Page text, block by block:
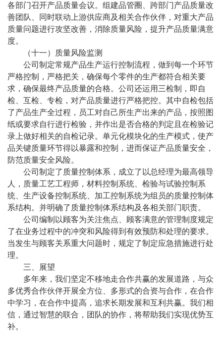
各部门召开产品质量会议。组建品管圈、跨部门产品质量改
善团队、同时联动上游供应商及相关合作伙伴，对重大产品
质量问题进行攻坚改善，消除质量风险，提升产品质量满意
度。
（十一）质量风险监测
公司制定常规产品生产运行控制流程，做到每一个环节
严格控制，严格把关，确保每个零件的生产都符合相关要
求，确保最终产品质量的合格。公司还运用三检制，即自
检、 互检、专检， 对产品质量进行严格把控。其中自检包括
了产品生产全过程 ，员工对自己所生产出来的产品，按照图
纸或要求自行进行检验，并作出是否合格的判定且在检验记
录 上做好相关的自检记录。单元化模块化的生产模式，使产
品关键质量环节得以暴露和控制，进而保证产品质量安全 ，
防范质量安全风险。
公司制定了质量控制体系，成立了以总经理为最高领导
人，质量工艺工程师，材料控制系统、检验与试验控制系
统、生产设备控制系统、加工控制系统为组员的质量控制体
系结构。并明确了质量控制体系结构及各相关部门职责。
公司编制以顾客为关注焦点、顾客满意的管理制度规定
了在业务过程中的冲突和风险得到有效预防和处理的要求。
当发生与顾客关系重大问题时，规定了制定应急措施进行处
理。
三、展望
多年来，我们坚定不移地走合作共赢的发展道路，与众
多优秀合作伙伴开展全方位、多形式的合资与合作，在合作
中学习，在合作中提高，追求长期发展和互利共赢。我们相
信，通过智慧的联合，团队的协作，将帮助我们实现优势互
补。